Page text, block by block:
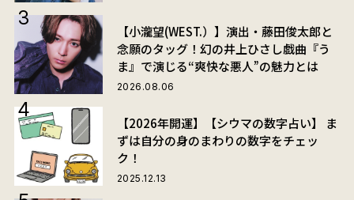
【小瀧望(WEST.）】演出・藤田俊太郎と
念願のタッグ！幻の井上ひさし戯曲『う
ま』で演じる“爽快な悪人”の魅力とは
2026.08.06
【2026年開運】【シウマの数字占い】 ま
ずは自分の身のまわりの数字をチェッ
ク！
2025.12.13